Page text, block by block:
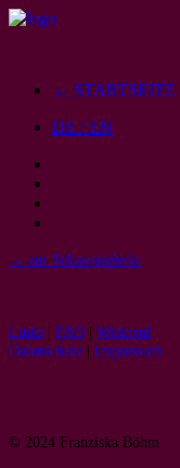
← STARTSEITE
DE / EN
→ zur Schauspielerin
Links | FAQ | Widerruf
Datenschutz | Impressum
© 2024 Franziska Böhm